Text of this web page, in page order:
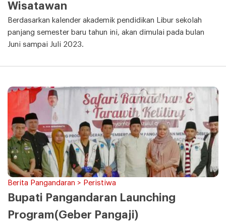
Wisatawan
Berdasarkan kalender akademik pendidikan Libur sekolah
panjang semester baru tahun ini, akan dimulai pada bulan
Juni sampai Juli 2023.
Berita Pangandaran > Peristiwa
Bupati Pangandaran Launching
Program(Geber Pangaji)